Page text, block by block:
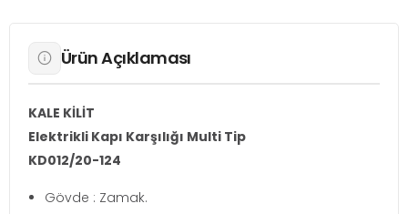
Ürün Açıklaması
KALE KİLİT
Elektrikli Kapı Karşılığı Multi Tip
KD012/20-124
Gövde : Zamak.